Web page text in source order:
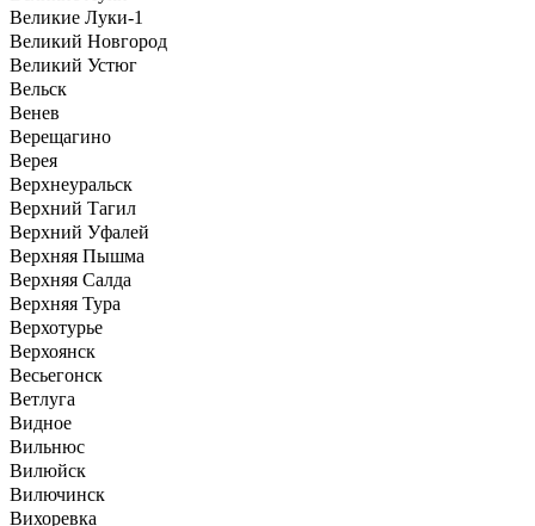
Великие Луки-1
Великий Новгород
Великий Устюг
Вельск
Венев
Верещагино
Верея
Верхнеуральск
Верхний Тагил
Верхний Уфалей
Верхняя Пышма
Верхняя Салда
Верхняя Тура
Верхотурье
Верхоянск
Весьегонск
Ветлуга
Видное
Вильнюс
Вилюйск
Вилючинск
Вихоревка